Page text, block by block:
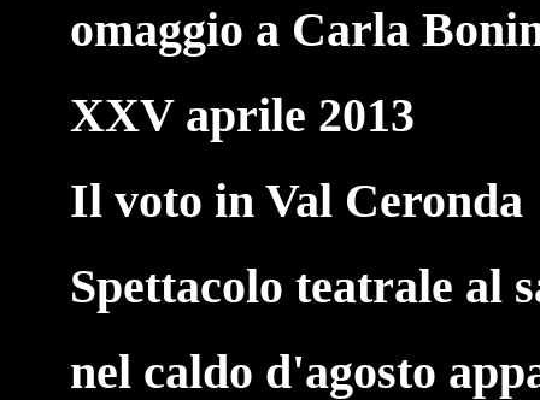
omaggio a Carla
XXV aprile 2013
Il voto in Val Ceronda
Spettacolo teatrale al
nel caldo d'agosto